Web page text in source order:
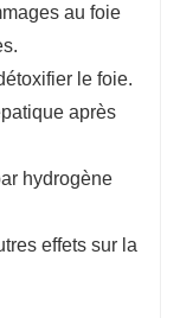
au foie
le foie.
après
hydrogène
effets sur la